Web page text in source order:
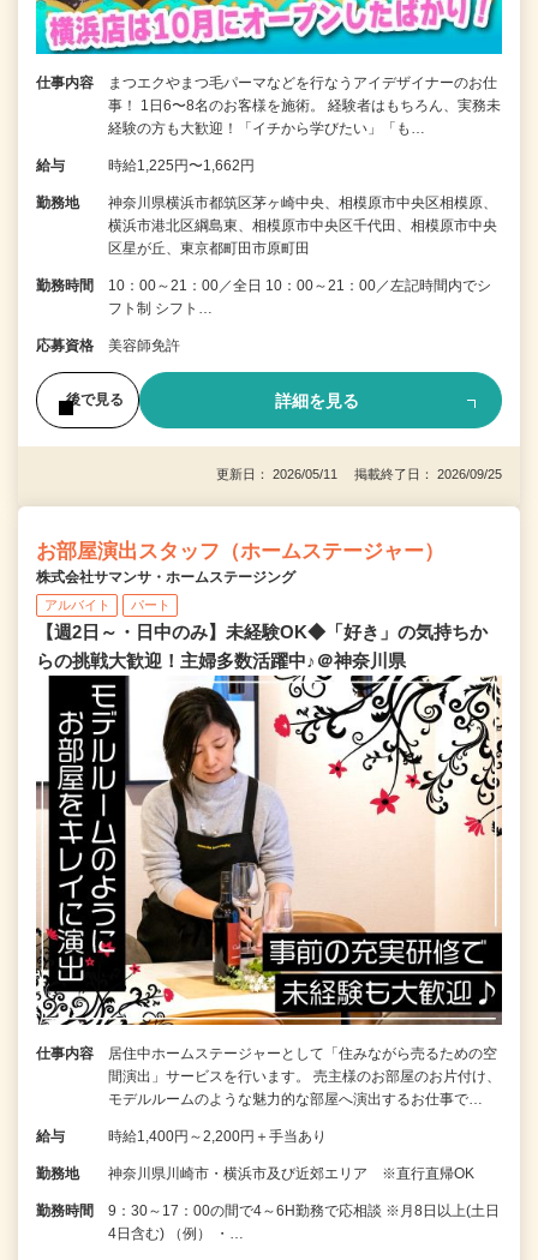
仕事内容
まつエクやまつ毛パーマなどを行なうアイデザイナーのお仕
事！ 1日6〜8名のお客様を施術。 経験者はもちろん、実務未
経験の方も大歓迎！「イチから学びたい」「も…
給与 時給1,225円〜1,662円
勤務地
神奈川県横浜市都筑区茅ヶ崎中央、相模原市中央区相模原、
横浜市港北区綱島東、相模原市中央区千代田、相模原市中央
区星が丘、東京都町田市原町田
勤務時間
10：00～21：00／全日 10：00～21：00／左記時間内でシ
フト制 シフト…
応募資格 美容師免許
後で見る 詳細を見る
更新日： 2026/05/11 掲載終了日： 2026/09/25
お部屋演出スタッフ（ホームステージャー）
株式会社サマンサ・ホームステージング
アルバイト パート
【週2日～・日中のみ】未経験OK◆「好き」の気持ちか
らの挑戦大歓迎！主婦多数活躍中♪＠神奈川県
仕事内容
居住中ホームステージャーとして「住みながら売るための空
間演出」サービスを行います。 売主様のお部屋のお片付け、
モデルルームのような魅力的な部屋へ演出するお仕事で…
給与 時給1,400円～2,200円＋手当あり
勤務地 神奈川県川崎市・横浜市及び近郊エリア ※直行直帰OK
勤務時間
9：30～17：00の間で4～6H勤務で応相談 ※月8日以上(土日
4日含む) （例） ・…